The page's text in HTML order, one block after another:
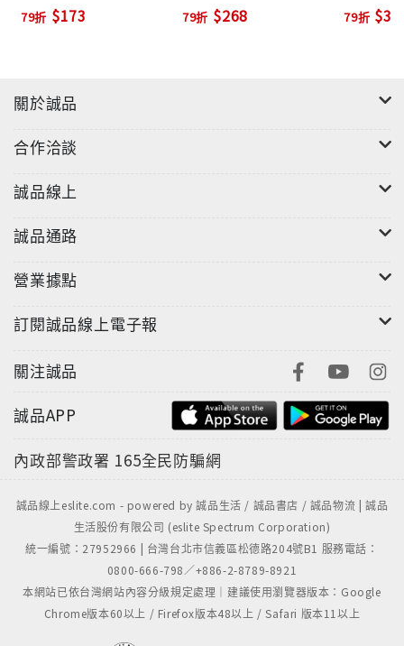
伴，而是體會養育的責任，即使有挫折，卻是歡喜
片，且在最後才放置歡喜的真正照片，優點是增加
可讀性，既有圖文的閱讀價值，又有一窺真實面貌
狐狸犬的混種狗。
始，是刻意強調的語法。用心在於：小朋友通常需
有強化歡喜這隻狗的想法之意。
79折 $173 79折 $268 79折
關於誠品
合作洽談
誠品線上
誠品通路
營業據點
訂閱誠品線上電子報
關注誠品
誠品APP
內政部警政署 165全民防騙網
誠品線上eslite.com - powered by 誠品生活 / 誠品書店 / 誠品物流 | 誠品
生活股份有限公司 (eslite Spectrum Corporation)
統一編號：27952966 | 台灣台北市信義區松德路204號B1 服務電話：
0800-666-798／+886-2-8789-8921
本網站已依台灣網站內容分級規定處理｜建議使用瀏覽器版本：Google
Chrome版本60以上 / Firefox版本48以上 / Safari 版本11以上